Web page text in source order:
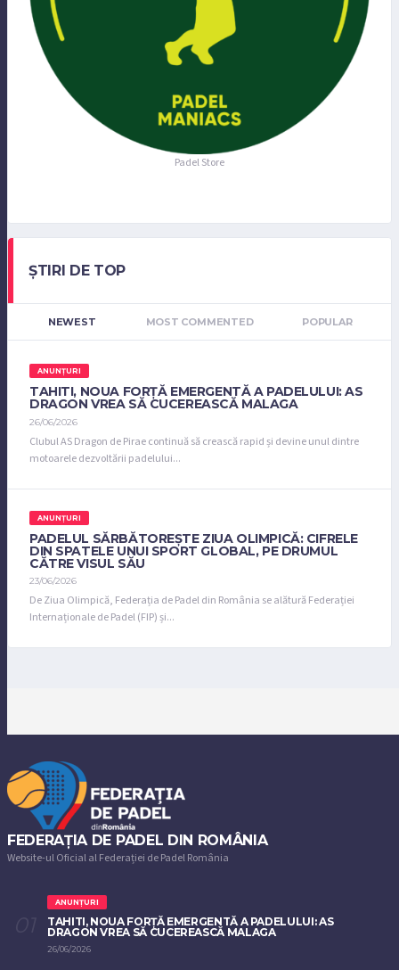
Padel Store
ȘTIRI DE TOP
NEWEST MOST COMMENTED POPULAR
ANUNȚURI
TAHITI, NOUA FORȚĂ EMERGENTĂ A PADELULUI: AS
DRAGON VREA SĂ CUCEREASCĂ MALAGA
26/06/2026
Clubul AS Dragon de Pirae continuă să crească rapid și devine unul dintre
motoarele dezvoltării padelului...
ANUNȚURI
PADELUL SĂRBĂTOREȘTE ZIUA OLIMPICĂ: CIFRELE
DIN SPATELE UNUI SPORT GLOBAL, PE DRUMUL
CĂTRE VISUL SĂU
23/06/2026
De Ziua Olimpică, Federația de Padel din România se alătură Federației
Internaționale de Padel (FIP) și...
FEDERAȚIA DE PADEL DIN ROMÂNIA
Website-ul Oficial al Federației de Padel România
ANUNȚURI
TAHITI, NOUA FORȚĂ EMERGENTĂ A PADELULUI: AS
DRAGON VREA SĂ CUCEREASCĂ MALAGA
26/06/2026